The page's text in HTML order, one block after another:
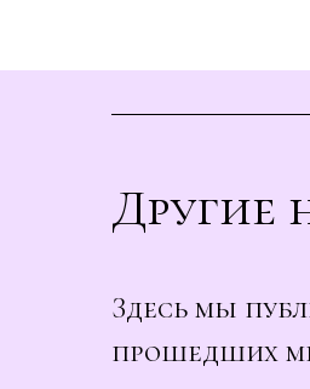
Другие
Здесь мы
прошедших